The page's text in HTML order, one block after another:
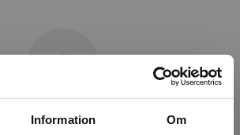
Information Om
Karin Nilsson